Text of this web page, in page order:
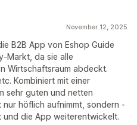
November 12, 2025
B2B App von Eshop Guide
Markt, da sie alle
Wirtschaftsraum abdeckt.
Kombiniert mit einer
sehr guten und netten
höflich aufnimmt, sondern -
die App weiterentwickelt.